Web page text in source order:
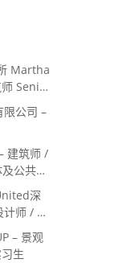
Martha
Senior
限公司 –
建筑师 /
公共关
深
师 / 室
– 景观
生